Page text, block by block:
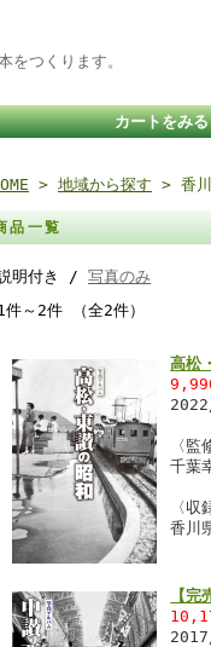
をつくります。
カートをみる
> 地域から探す > 香
品一覧
明付き / 写真のみ
件～2件 （全2件）
高松
〈監
千葉
〈収
香川
【